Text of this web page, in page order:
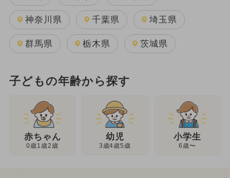
神奈川県 千葉県 埼玉県
群馬県 栃木県 茨城県
子どもの年齢から探す
赤ちゃん
0歳1歳2歳
幼児
3歳4歳5歳
小学生
6歳〜